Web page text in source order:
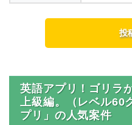
英語アプリ！ゴリラ
上級編。（レベル
プリ」の人気案件